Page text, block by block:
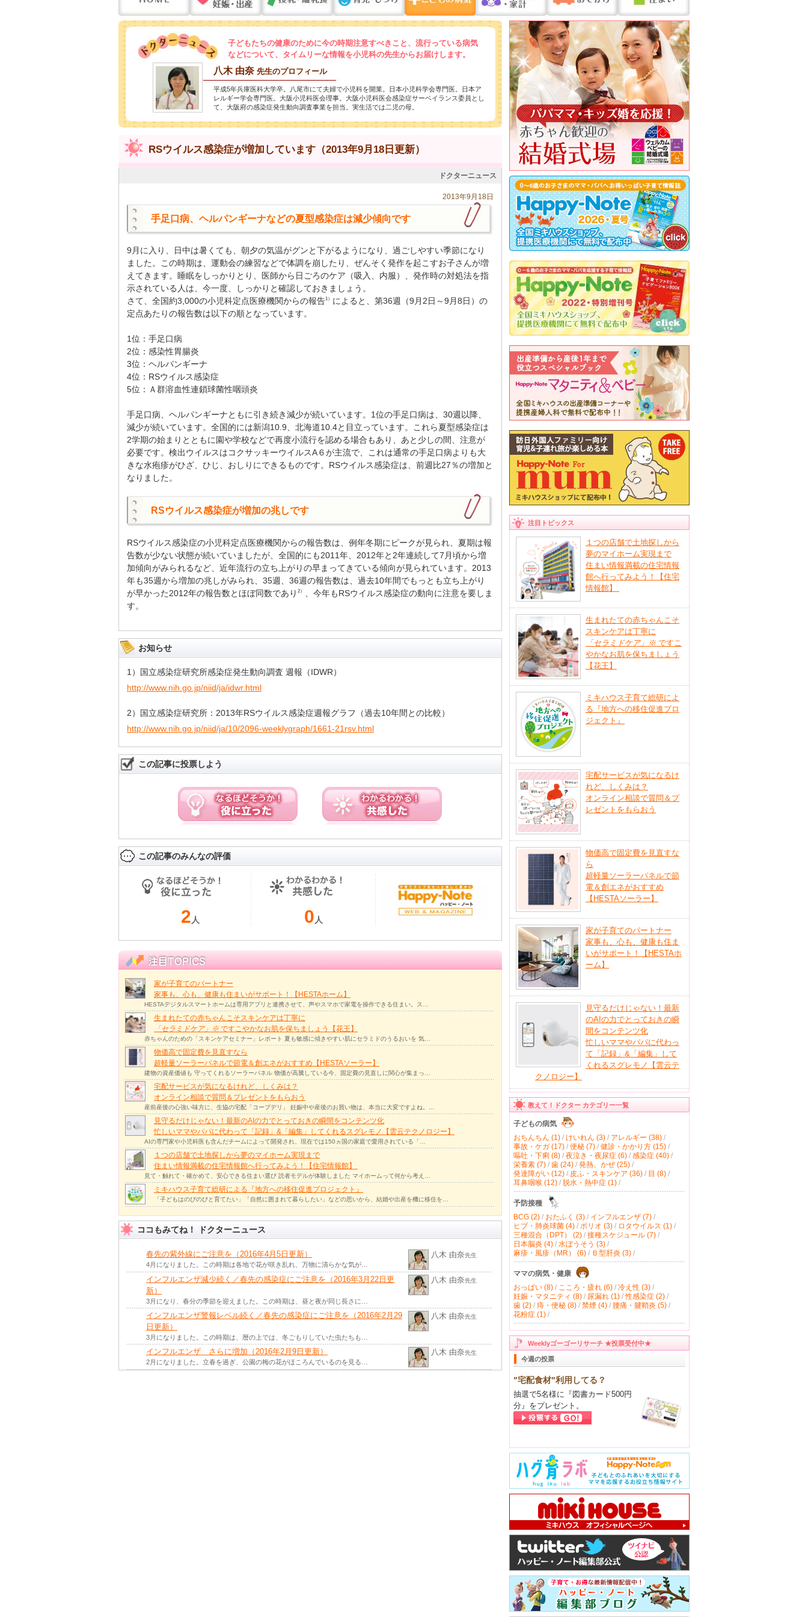
子どもたちの健康のために今の時期注意すべきこと、流行っている病気
などについて、タイムリーな情報を小児科の先生からお届けします。
八木 由奈 先生のプロフィール
平成5年兵庫医科大学卒。八尾市にて夫婦で小児科を開業。日本小児科学会専門医。日本ア
レルギー学会専門医。大阪小児科医会理事。大阪小児科医会感染症サーベイランス委員とし
て、大阪府の感染症発生動向調査事業を担当。実生活では二児の母。
RSウイルス感染症が増加しています（2013年9月18日更新）
ドクターニュース
2013年9月18日
手足口病、ヘルパンギーナなどの夏型感染症は減少傾向です
9月に入り、日中は暑くても、朝夕の気温がグンと下がるようになり、過ごしやすい季節になり
ました。この時期は、運動会の練習などで体調を崩したり、ぜんそく発作を起こすお子さんが増
えてきます。睡眠をしっかりとり、医師から日ごろのケア（吸入、内服）、発作時の対処法を指
示されている人は、今一度、しっかりと確認しておきましょう。
さて、全国約3,000の小児科定点医療機関からの報告1）
によると、第36週（9月2日～9月8日）の
定点あたりの報告数は以下の順となっています。
1位：手足口病
2位：感染性胃腸炎
3位：ヘルパンギーナ
4位：RSウイルス感染症
5位：Ａ群溶血性連鎖球菌性咽頭炎
手足口病、ヘルパンギーナともに引き続き減少が続いています。1位の手足口病は、30週以降、
減少が続いています。全国的には新潟10.9、北海道10.4と目立っています。これら夏型感染症は
2学期の始まりとともに園や学校などで再度小流行を認める場合もあり、あと少しの間、注意が
必要です。検出ウイルスはコクサッキーウイルスA６が主流で、これは通常の手足口病よりも大
きな水疱疹がひざ、ひじ、おしりにできるものです。RSウイルス感染症は、前週比27％の増加と
なりました。
RSウイルス感染症が増加の兆しです
RSウイルス感染症の小児科定点医療機関からの報告数は、例年冬期にピークが見られ、夏期は報
告数が少ない状態が続いていましたが、全国的にも2011年、2012年と2年連続して7月頃から増
加傾向がみられるなど、近年流行の立ち上がりの早まってきている傾向が見られています。2013
年も35週から増加の兆しがみられ、35週、36週の報告数は、過去10年間でもっとも立ち上がり
が早かった2012年の報告数とほぼ同数であり2）
、今年もRSウイルス感染症の動向に注意を要しま
す。
お知らせ
1）国立感染症研究所感染症発生動向調査 週報（IDWR）
http://www.nih.go.jp/niid/ja/idwr.html
2）国立感染症研究所：2013年RSウイルス感染症週報グラフ（過去10年間との比較）
http://www.nih.go.jp/niid/ja/10/2096-weeklygraph/1661-21rsv.html
この記事に投票しよう
この記事のみんなの評価
2 人 0 人
家が子育てのパートナー
家事も、心も、健康も住まいがサポート！【HESTAホーム】
HESTAデジタルスマートホームは専用アプリと連携させて、声やスマホで家電を操作できる住まい。ス…
生まれたての赤ちゃんこそスキンケアは丁寧に
「セラミドケア」 ※ですこやかなお肌を保ちましょう【花王】
赤ちゃんのための「スキンケアセミナー」レポート 夏も敏感に傾きやすい肌にセラミドのうるおいを 気…
物価高で固定費を見直すなら
超軽量ソーラーパネルで節電＆創エネがおすすめ【HESTAソーラー】
建物の資産価値も 守ってくれるソーラーパネル 物価が高騰している今、固定費の見直しに関心が集まっ…
宅配サービスが気になるけれど、しくみは？
オンライン相談で質問＆プレゼントをもらおう
産前産後の心強い味方に、生協の宅配「コープデリ」 妊娠中や産後のお買い物は、本当に大変ですよね。…
見守るだけじゃない！最新のAIの力でとっておきの瞬間をコンテンツ化
忙しいママやパパに代わって「記録」&「編集」してくれるスグレモノ【雲云テクノロジー】
AIの専門家や小児科医も含んだチームによって開発され、現在では150ヵ国の家庭で愛用されている「…
１つの店舗で土地探しから夢のマイホーム実現まで
住まい情報満載の住宅情報館へ行ってみよう！【住宅情報館】
見て・触れて・確かめて、安心できる住まい選び 読者モデルが体験しました マイホームって何から考え…
ミキハウス子育て総研による『地方への移住促進プロジェクト』
「子どもはのびのびと育てたい」「自然に囲まれて暮らしたい」などの思いから、結婚や出産を機に移住を…
ココもみてね！ ドクターニュース
八木 由奈先生
春先の紫外線にご注意を（2016年4月5日更新）
4月になりました。この時期は各地で花が咲き乱れ、万物に清らかな気が…
八木 由奈先生
インフルエンザ減少続く／春先の感染症にご注意を（2016年3月22日更
新）
3月になり、春分の季節を迎えました。この時期は、昼と夜が同じ長さに…
八木 由奈先生
インフルエンザ警報レベル続く／春先の感染症にご注意を（2016年2月29
日更新）
3月になりました。この時期は、暦の上では、冬ごもりしていた虫たちも…
八木 由奈先生
インフルエンザ さらに増加（2016年2月9日更新）
2月になりました。立春を過ぎ、公園の梅の花がほころんでいるのを見る…
注目トピックス
１つの店舗で土地探しから
夢のマイホーム実現まで
住まい情報満載の住宅情報
館へ行ってみよう！【住宅
情報館】
生まれたての赤ちゃんこそ
スキンケアは丁寧に
「セラミドケア」 ※ ですこ
やかなお肌を保ちましょう
【花王】
ミキハウス子育て総研によ
る『地方への移住促進プロ
ジェクト』
宅配サービスが気になるけ
れど、しくみは？
オンライン相談で質問＆プ
レゼントをもらおう
物価高で固定費を見直すな
ら
超軽量ソーラーパネルで節
電＆創エネがおすすめ
【HESTAソーラー】
家が子育てのパートナー
家事も、心も、健康も住ま
いがサポート！【HESTAホ
ーム】
見守るだけじゃない！最新
のAIの力でとっておきの瞬
間をコンテンツ化
忙しいママやパパに代わっ
て「記録」&「編集」して
くれるスグレモノ【雲云テ
クノロジー】
教えて！ドクター カテゴリー一覧
子どもの病気
おちんちん (1)/ けいれん (3)/ アレルギー (38)/
事故・ケガ (17)/ 便秘 (7)/ 健診・かかり方 (15)/
嘔吐・下痢 (8)/ 夜泣き・夜尿症 (6)/ 感染症 (40)/
栄養素 (7)/ 歯 (24)/ 発熱、かぜ (25)/
発達障がい (12)/ 皮ふ・スキンケア (36)/ 目 (8)/
耳鼻咽喉 (12)/ 脱水・熱中症 (1)/
予防接種
BCG (2)/ おたふく (3)/ インフルエンザ (7)/
ヒブ・肺炎球菌 (4)/ ポリオ (3)/ ロタウイルス (1)/
三種混合（DPT） (2)/ 接種スケジュール (7)/
日本脳炎 (4)/ 水ぼうそう (3)/
麻疹・風疹（MR） (6)/ Ｂ型肝炎 (3)/
ママの病気・健康
おっぱい (8)/ こころ・疲れ (6)/ 冷え性 (3)/
妊娠・マタニティ (8)/ 尿漏れ (1)/ 性感染症 (2)/
歯 (2)/ 痔・便秘 (8)/ 禁煙 (4)/ 腰痛・腱鞘炎 (5)/
花粉症 (1)/
Weeklyゴーゴーリサーチ ★投票受付中★
今週の投票
"宅配食材"利用してる？
抽選で5名様に『図書カード500円
分』をプレゼント。